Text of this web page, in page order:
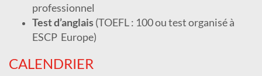
professionnel
Test d’anglais(TOEFL : 100 ou test organisé à
ESCP Europe)
CALENDRIER